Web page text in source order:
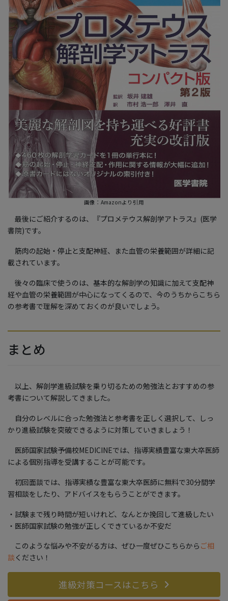
画像：Amazonより引用
最後にご紹介するのは、『プロメテウス解剖学アトラス』(医学
書院)です。
筋肉の起始・停止と支配神経、また血管の栄養範囲が詳細に記
載されています。
後々の臨床で使うのは、基本的な解剖学の知識に加えて支配神
経や血管の栄養範囲が中心になってくるので、今のうちからこちら
の参考書で理解を深めておくのが良いでしょう。
まとめ
以上、解剖学進級試験を乗り切るための勉強法とおすすめの参
考書について解説してきました。
自分のレベルに合った勉強法と参考書を正しく選択して、しっ
かり進級試験を突破できるように対策していきましょう！
医師国家試験予備校MEDICINEでは、指導実績豊富な東大卒医師
による個別指導を受講することが可能です。
初回面談では、指導実績な豊富な東大卒医師に無料で30分間学
習相談をしたり、アドバイスをもらうことができます。
・試験まで残り時間が短いけれど、なんとか挽回して進級したい
・医師国家試験の勉強が正しくできているか不安だ
このような悩みや不安がる方は、ぜひ一度ぜひこちらから ご相
談 ください！
進級対策コースはこちら